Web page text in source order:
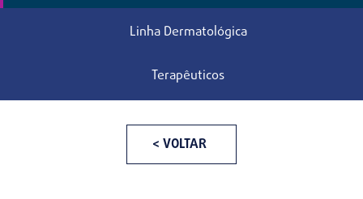
Linha Dermatológica
Terapêuticos
< VOLTAR